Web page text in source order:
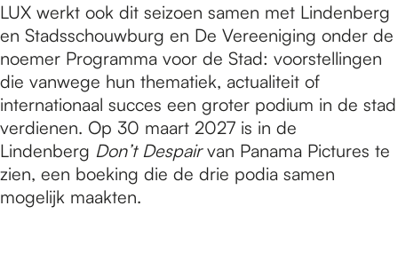
LUX werkt ook dit seizoen samen met Lindenberg
en Stadsschouwburg en De Vereeniging onder de
noemer Programma voor de Stad: voorstellingen
die vanwege hun thematiek, actualiteit of
internationaal succes een groter podium in de stad
verdienen. Op 30 maart 2027 is in de
Lindenberg Don’t Despairvan Panama Pictures te
zien, een boeking die de drie podia samen
mogelijk maakten.